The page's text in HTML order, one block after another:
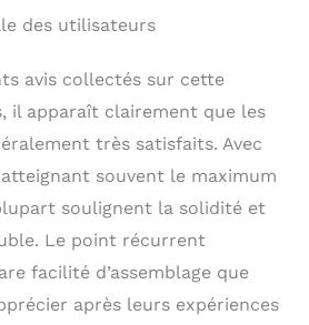
d'explorer le monde.
pas utilisées, la table et
imbriquées ensemble
pour économiser de
l'espace de rangement.
【Engagement de
FUNLIO】FUNLIO
s’engage à fournir à ses
clients des produits et
services exceptionnels.
En cas de pièces
des utilisateurs
avis collectés sur cette
il apparaît clairement que les
très satisfaits. Avec
souvent le maximum
soulignent la solidité et
Le point récurrent
facilité d’assemblage que
après leurs expériences